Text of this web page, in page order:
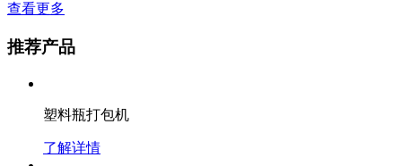
查看更多
推荐产品
塑料瓶打包机
了解详情